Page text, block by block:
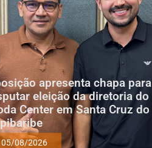
apresenta chapa para
eleição da diretoria do
Center em Santa Cruz do
05/08/2026